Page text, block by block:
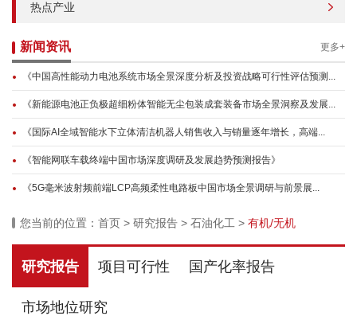
热点产业
新闻资讯 更多+
《中国高性能动力电池系统市场全景深度分析及投资战略可行性评估预测...
《新能源电池正负极超细粉体智能无尘包装成套装备市场全景洞察及发展...
《国际AI全域智能水下立体清洁机器人销售收入与销量逐年增长，高端...
《智能网联车载终端中国市场深度调研及发展趋势预测报告》
《5G毫米波射频前端LCP高频柔性电路板中国市场全景调研与前景展...
您当前的位置： 首页 > 研究报告 > 石油化工 > 有机/无机
研究报告 项目可行性 国产化率报告
市场地位研究